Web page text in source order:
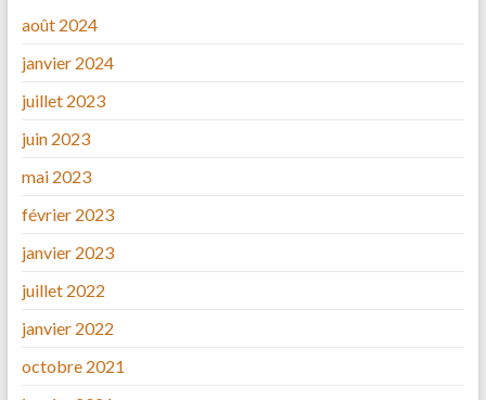
août 2024
janvier 2024
juillet 2023
juin 2023
mai 2023
février 2023
janvier 2023
juillet 2022
janvier 2022
octobre 2021